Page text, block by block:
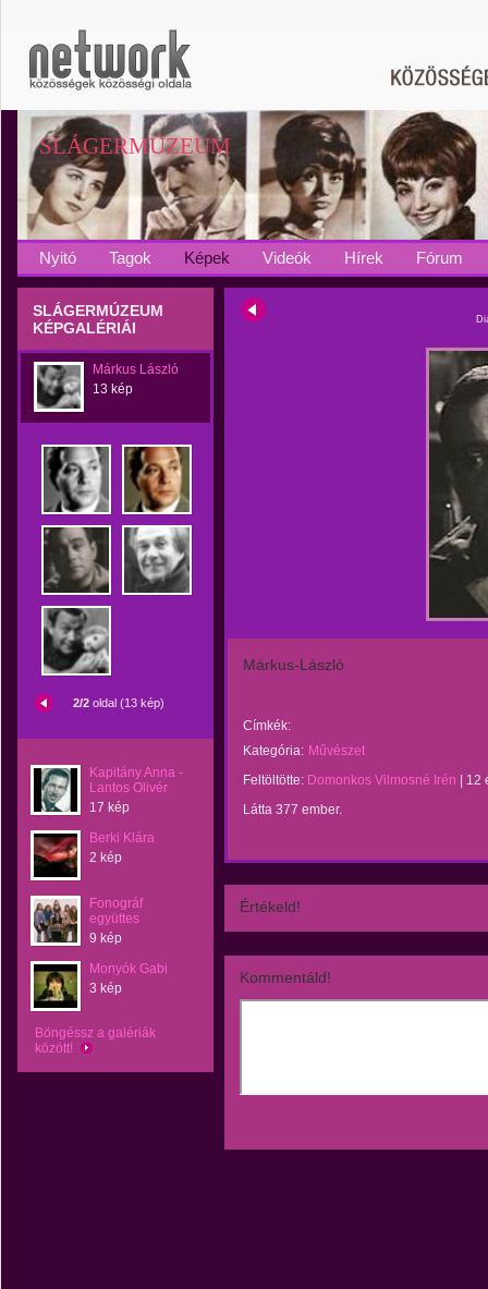
SLÁGERMÚZEUM
Nyitó Tagok Képek Videók Hírek Fórum
SLÁGERMÚZEUM
KÉPGALÉRIÁI
Márkus László
13 kép
2/2 oldal (13 kép)
Kapitány Anna -
Lantos Olivér
17 kép
Berki Klára
2 kép
Fonográf
együttes
9 kép
Monyók Gabi
3 kép
Böngéssz a galériák
között!
Márkus-László
Címkék:
Kategória: Művészet
Feltöltötte: Domonkos Vilmosné Irén
12
Látta 377 ember.
Értékeld!
Kommentáld!